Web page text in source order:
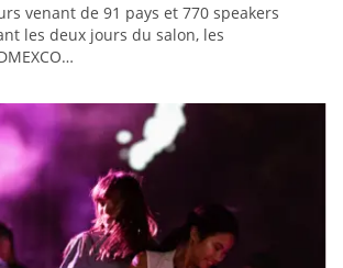
venant de 91 pays et 770 speakers
les deux jours du salon, les